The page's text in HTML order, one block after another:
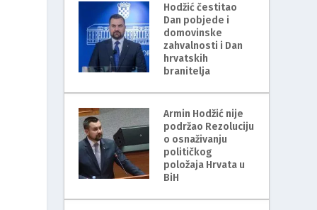
Hodžić čestitao
Dan pobjede i
domovinske
zahvalnosti i Dan
hrvatskih
branitelja
Armin Hodžić nije
podržao Rezoluciju
o osnaživanju
političkog
položaja Hrvata u
BiH